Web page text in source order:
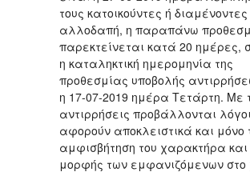
τους κατοικούντες ή
αλλοδαπή, η παραπάνω
παρεκτείνεται κατά 20 ημέρες,
η καταληκτική ημερομηνία της
προθεσμίας υποβολής
η 17-07-2019 ημέρα Τετάρτη. Με
αντιρρήσεις προβάλλονται
αφορούν αποκλειστικά και μόνο
αμφισβήτηση του χαρακτήρα και
μορφής των εμφανιζόμενων στο